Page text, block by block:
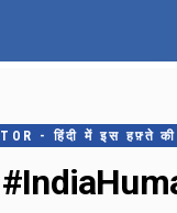
- हिंदी में इस हफ़्ते